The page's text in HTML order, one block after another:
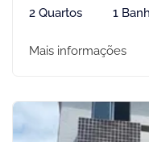
2 Quartos 1
Mais informações